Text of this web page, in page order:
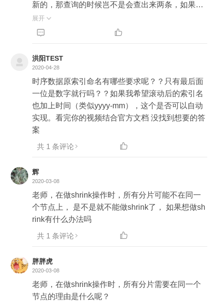
新的，那查询的时候岂不是会查出来两条，如果是
修改旧的索引，因为修改也是新增一个文档，那么
新增这个文档是新增到哪里，如果新增到is_write_i
的
展开 
 
洪阳TEST
2020-04-28
时序数据原索引命名有哪些要求呢？？只有最后面
一位是数字就行吗？？如果我希望滚动后的索引名
也加上时间（类似yyyy-mm），这个是否可以自动
实现。看完你的视频结合官方文档 没找到想要的答
案
共 1 条评论

辉
2020-03-08
老师，在做shrink操作时，所有分片可能不在同一
个节点上， 是不是就不能做shrink了， 如果想做sh
rink有什么办法吗
共 1 条评论

胖胖虎
2020-03-08
老师，在做shrink操作时，所有分片需要在同一个
节点的理由是什么呢？